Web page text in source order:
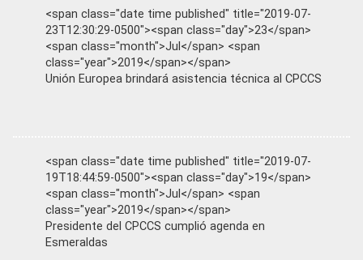
<span class="date time published" title="2019-07-
23T12:30:29-0500"><span class="day">23</span>
<span class="month">Jul</span> <span
class="year">2019</span></span>
Unión Europea brindará asistencia técnica al CPCCS
<span class="date time published" title="2019-07-
19T18:44:59-0500"><span class="day">19</span>
<span class="month">Jul</span> <span
class="year">2019</span></span>
Presidente del CPCCS cumplió agenda en
Esmeraldas